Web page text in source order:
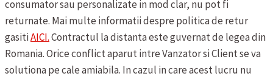
consumator sau personalizate in mod clar, nu pot fi
returnate. Mai multe informatii despre politica de retur
gasitiAICI.Contractul la distanta este guvernat de legea din
Romania. Orice conflict aparut intre Vanzator si Client se va
solutiona pe cale amiabila. In cazul in care acest lucru nu